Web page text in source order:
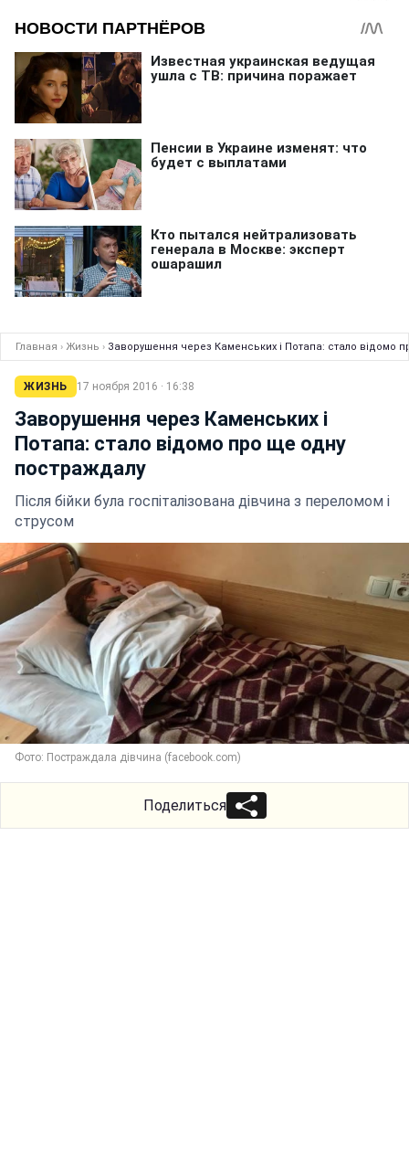
Главная › Жизнь › Заворушення через Каменських і Потапа: стало відомо
ЖИЗНЬ 17 ноября 2016 · 16:38
Заворушення через Каменських і
Потапа: стало відомо про ще одну
постраждалу
Після бійки була госпіталізована дівчина з переломом і
струсом
Фото: Постраждала дівчина (facebook.com)
Поделиться